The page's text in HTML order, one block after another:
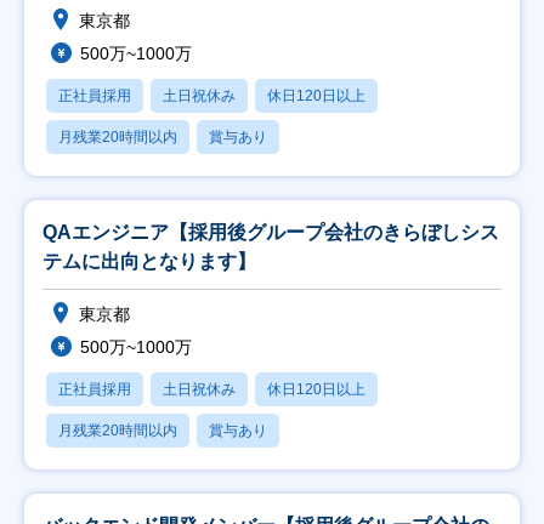
東京都
500万~1000万
正社員採用 土日祝休み 休日120日以上
月残業20時間以内 賞与あり
QAエンジニア【採用後グループ会社のきらぼしシス
テムに出向となります】
東京都
500万~1000万
正社員採用 土日祝休み 休日120日以上
月残業20時間以内 賞与あり